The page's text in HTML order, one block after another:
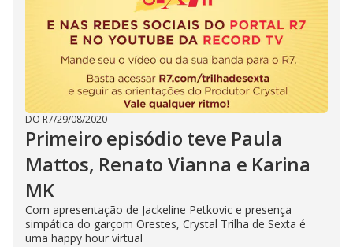
DO R7/29/08/2020
Primeiro episódio teve Paula
Mattos, Renato Vianna e Karina
MK
Com apresentação de Jackeline Petkovic e presença
simpática do garçom Orestes, Crystal Trilha de Sexta é
uma happy hour virtual